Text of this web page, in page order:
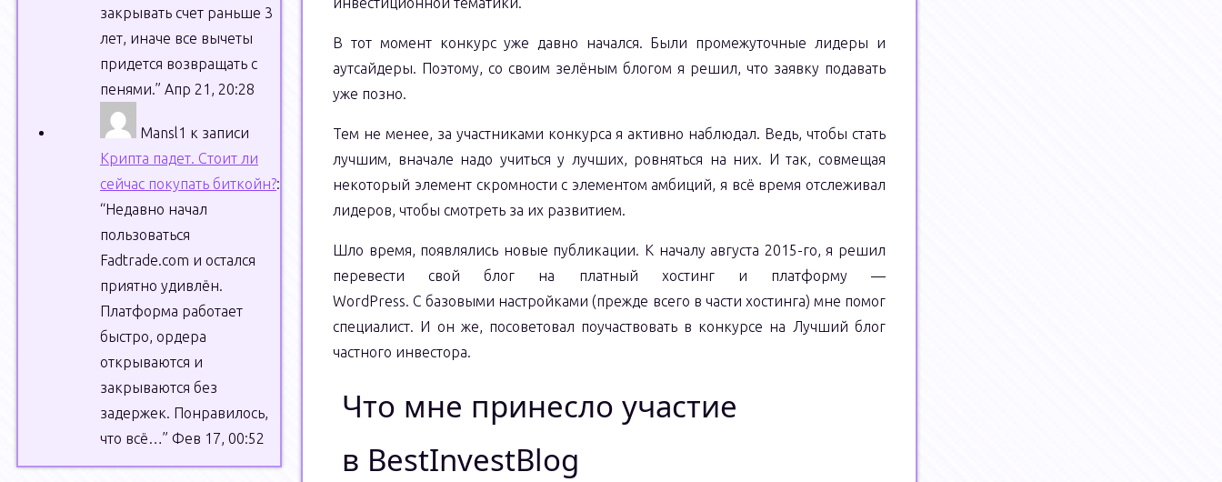
В тот момент конкурс уже давно начался. Были промежуточные лидеры и
аутсайдеры. Поэтому, со своим зелёным блогом я решил, что заявку подавать
уже позно.
Тем не менее, за участниками конкурса я активно наблюдал. Ведь, чтобы стать
лучшим, вначале надо учиться у лучших, ровняться на них. И так, совмещая
некоторый элемент скромности с элементом амбиций, я всё время отслеживал
лидеров, чтобы смотреть за их развитием.
Шло время, появлялись новые публикации. К началу августа 2015-го, я решил
перевести свой блог на платный хостинг и платформу —
WordPress. С базовыми настройками (прежде всего в части хостинга) мне помог
специалист. И он же, посоветовал поучаствовать в конкурсе на Лучший блог
частного инвестора.
Что мне принесло участие
в BestInvestBlog
закрывать счет раньше 3
лет, иначе все вычеты
придется возвращать с
пенями.” Апр 21, 20:28
Mansl1 к записи
Крипта падет. Стоит ли
сейчас покупать биткойн?:
“Недавно начал
пользоваться
Fadtrade.com и остался
приятно удивлён.
Платформа работает
быстро, ордера
открываются и
закрываются без
задержек. Понравилось,
что всё…” Фев 17, 00:52